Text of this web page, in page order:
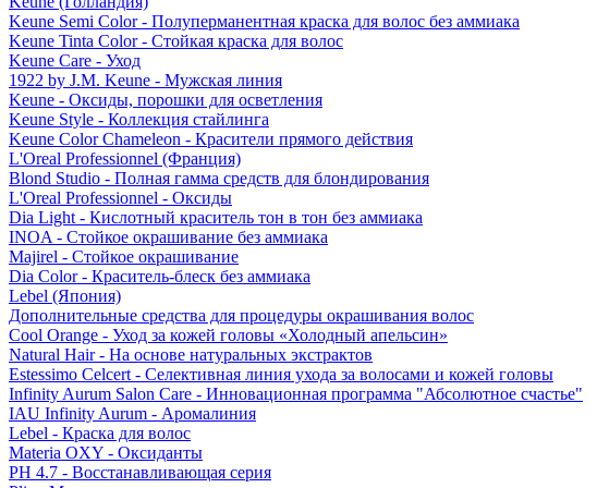
Keune Semi Color - Полуперманентная краска для волос без аммиака
Keune Tinta Color - Стойкая краска для волос
Keune Care - Уход
1922 by J.M. Keune - Мужская линия
Keune - Оксиды, порошки для осветления
Keune Style - Коллекция стайлинга
Keune Color Chameleon - Красители прямого действия
L'Oreal Professionnel (Франция)
Blond Studio - Полная гамма средств для блондирования
L'Oreal Professionnel - Оксиды
Dia Light - Кислотный краситель тон в тон без аммиака
INOA - Стойкое окрашивание без аммиака
Majirel - Стойкое окрашивание
Dia Color - Краситель-блеск без аммиака
Lebel (Япония)
Дополнительные средства для процедуры окрашивания волос
Cool Orange - Уход за кожей головы «Холодный апельсин»
Natural Hair - На основе натуральных экстрактов
Estessimo Celcert - Селективная линия ухода за волосами и кожей головы
Infinity Aurum Salon Care - Инновационная программа "Абсолютное счастье"
IAU Infinity Aurum - Аромалиния
Lebel - Краска для волос
Materia OXY - Оксиданты
PH 4.7 - Восстанавливающая серия